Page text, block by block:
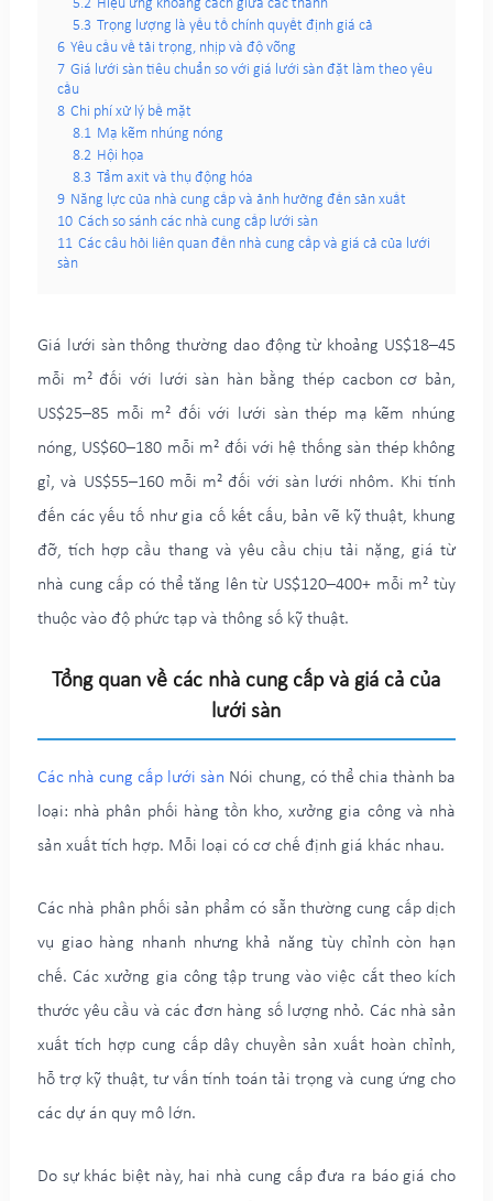
5.2 Hiệu ứng khoảng cách giữa các thanh
5.3 Trọng lượng là yếu tố chính quyết định giá cả
6 Yêu cầu về tải trọng, nhịp và độ võng
7 Giá lưới sàn tiêu chuẩn so với giá lưới sàn đặt làm theo yêu
cầu
8 Chi phí xử lý bề mặt
8.1 Mạ kẽm nhúng nóng
8.2 Hội họa
8.3 Tẩm axit và thụ động hóa
9 Năng lực của nhà cung cấp và ảnh hưởng đến sản xuất
10 Cách so sánh các nhà cung cấp lưới sàn
11 Các câu hỏi liên quan đến nhà cung cấp và giá cả của lưới
sàn
Giá lưới sàn thông thường dao động từ khoảng US$18–45
mỗi m² đối với lưới sàn hàn bằng thép cacbon cơ bản,
US$25–85 mỗi m² đối với lưới sàn thép mạ kẽm nhúng
nóng, US$60–180 mỗi m² đối với hệ thống sàn thép không
gỉ, và US$55–160 mỗi m² đối với sàn lưới nhôm. Khi tính
đến các yếu tố như gia cố kết cấu, bản vẽ kỹ thuật, khung
đỡ, tích hợp cầu thang và yêu cầu chịu tải nặng, giá từ
nhà cung cấp có thể tăng lên từ US$120–400+ mỗi m² tùy
thuộc vào độ phức tạp và thông số kỹ thuật.
Tổng quan về các nhà cung cấp và giá cả của
lưới sàn
Các nhà cung cấp lưới sàn Nói chung, có thể chia thành ba
loại: nhà phân phối hàng tồn kho, xưởng gia công và nhà
sản xuất tích hợp. Mỗi loại có cơ chế định giá khác nhau.
Các nhà phân phối sản phẩm có sẵn thường cung cấp dịch
vụ giao hàng nhanh nhưng khả năng tùy chỉnh còn hạn
chế. Các xưởng gia công tập trung vào việc cắt theo kích
thước yêu cầu và các đơn hàng số lượng nhỏ. Các nhà sản
xuất tích hợp cung cấp dây chuyền sản xuất hoàn chỉnh,
hỗ trợ kỹ thuật, tư vấn tính toán tải trọng và cung ứng cho
các dự án quy mô lớn.
Do sự khác biệt này, hai nhà cung cấp đưa ra báo giá cho